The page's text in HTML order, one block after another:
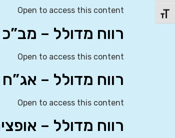
מתג גודל גופן
Open to access this content
רווח מדולל – מב”כ
Open to access this content
רווח מדולל – אג”ח
Open to access this content
רווח מדולל –